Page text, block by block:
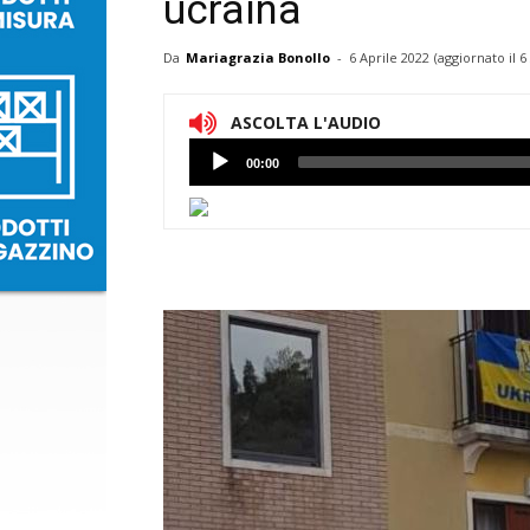
ucraina
Da Mariagrazia Bonollo - 6 Aprile 2022 (aggiornato il
ASCOLTA L'AUDIO
Lettore
Audio
00:00